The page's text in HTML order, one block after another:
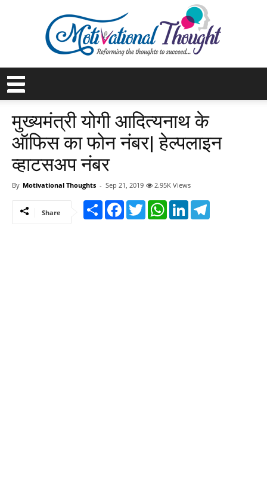
मुख्यमंत्री योगी आदित्यनाथ के
ऑफिस का फोन नंबर| हेल्पलाइन
व्हाटसअप नंबर
By Motivational Thoughts - Sep 21, 2019 2.95K Views
Share
Share FacebookTwitterWhatsApp
LinkedIn